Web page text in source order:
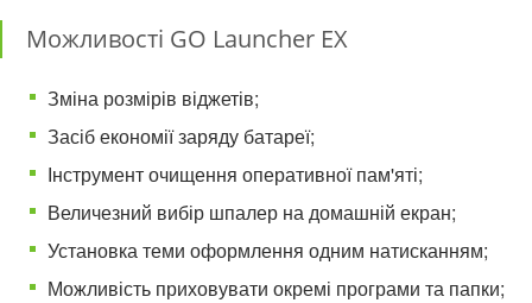
Можливості GO Launcher EX
Зміна розмірів віджетів;
Засіб економії заряду батареї;
Інструмент очищення оперативної пам'яті;
Величезний вибір шпалер на домашній екран;
Установка теми оформлення одним натисканням;
Можливість приховувати окремі програми та папки;